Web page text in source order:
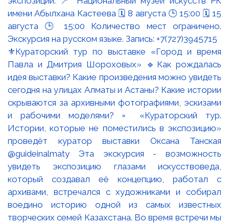
⚜️Кураторский тур по выставке «Город и время
Павла и Дмитрия Шороховых» 🔹Как рождалась
идея выставки? Какие произведения можно увидеть
сегодня на улицах Алматы и Астаны? Какие истории
скрываются за архивными фотографиями, эскизами
и рабочими моделями? ▫️ «Кураторский тур.
Истории, которые не поместились в экспозицию»
проведёт куратор выставки Оксана Танская
@guideinalmaty Эта экскурсия - возможность
увидеть экспозицию глазами искусствоведа,
который создавал её концепцию, работал с
архивами, встречался с художниками и собирал
воедино историю одной из самых известных
творческих семей Казахстана. Во время встречи мы